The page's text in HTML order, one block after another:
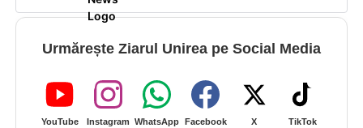
Urmărește Ziarul Unirea pe Social Media
YouTube Instagram WhatsApp Facebook X TikTok